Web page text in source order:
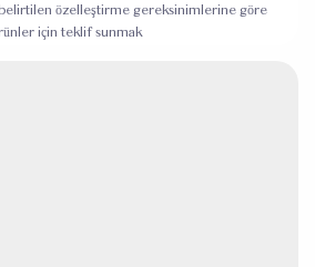
özelleştirme gereksinimlerine göre
için teklif sunmak